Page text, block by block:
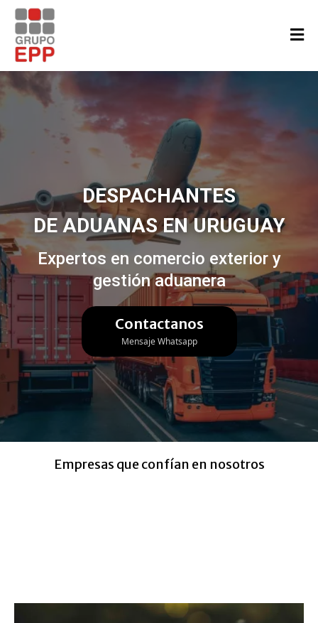
DESPACHANTES
DE ADUANAS EN URUGUAY
Expertos en comercio exterior y
gestión aduanera
Contactanos
Mensaje Whatsapp
Empresas que confían en nosotros